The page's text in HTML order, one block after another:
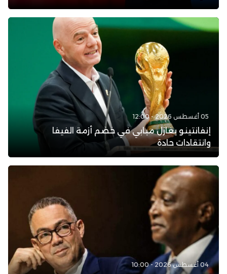
05 أغسطس 2026 - 12:00
إنفانتينو يغازل مبابي في خضم أزمة الفيفا
وانتقادات حادة
04 أغسطس 2026 - 10:00